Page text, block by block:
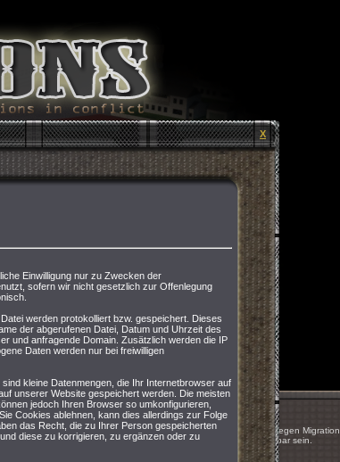
17.05.2011 um 16:51
Das Spiel wird innerhalb der nächsten Wochen wegen Migration
auf einen anderen Server kurzzeitig nicht erreichbar sein.
X
Einwilligung nur zu Zwecken der
sofern wir nicht gesetzlich zur Offenlegung
werden protokolliert bzw. gespeichert. Dieses
der abgerufenen Datei, Datum und Uhrzeit des
und anfragende Domain. Zusätzlich werden die IP
Daten werden nur bei freiwilligen
kleine Datenmengen, die Ihr Internetbrowser auf
unserer Website gespeichert werden. Die meisten
jedoch Ihren Browser so umkonfigurieren,
Cookies ablehnen, kann dies allerdings zur Folge
das Recht, die zu Ihrer Person gespeicherten
diese zu korrigieren, zu ergänzen oder zu